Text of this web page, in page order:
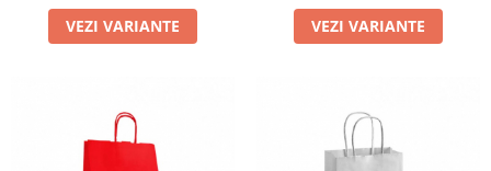
VEZI VARIANTE VEZI VARIANTE